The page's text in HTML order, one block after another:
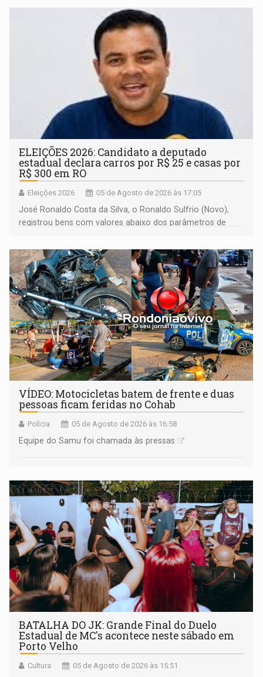
ELEIÇÕES 2026: Candidato a deputado
estadual declara carros por R$ 25 e casas por
R$ 300 em RO
Eleições 2026 05 de Agosto de 2026 às 17:05
José Ronaldo Costa da Silva, o Ronaldo Sulfrio (Novo),
registrou bens com valores abaixo dos parâmetros de
milhões
VÍDEO: Motocicletas batem de frente e duas
pessoas ficam feridas no Cohab
Polícia 05 de Agosto de 2026 às 16:58
Equipe do Samu foi chamada às pressas
BATALHA DO JK: Grande Final do Duelo
Estadual de MC's acontece neste sábado em
Porto Velho
Cultura 05 de Agosto de 2026 às 15:51